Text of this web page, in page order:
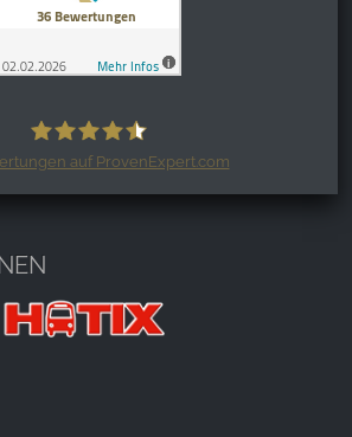
Harzspots.com - Den neuen Harz
auf ProvenExpert.com